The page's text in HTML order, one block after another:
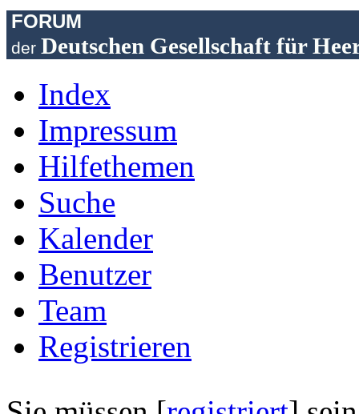
FORUM
der Deutschen Gesellschaft für
Index
Impressum
Hilfethemen
Suche
Kalender
Benutzer
Team
Registrieren